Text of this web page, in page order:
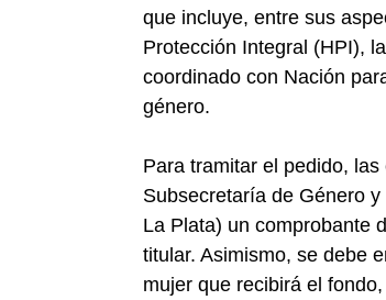
que incluye, entre sus
Protección Integral (HPI),
coordinado con Nación
género.
Para tramitar el pedido,
Subsecretaría de Género
La Plata) un comprobante
titular. Asimismo, se debe
mujer que recibirá el